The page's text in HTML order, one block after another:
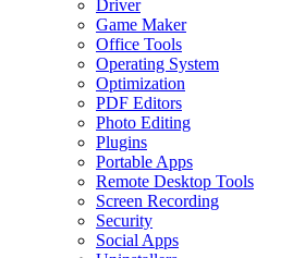
Driver
Game Maker
Office Tools
Operating System
Optimization
PDF Editors
Photo Editing
Plugins
Portable Apps
Remote Desktop Tools
Screen Recording
Security
Social Apps